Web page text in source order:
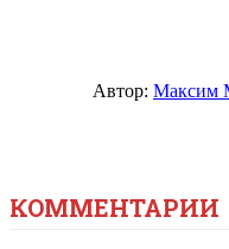
Автор: Максим
КОММЕНТАРИИ